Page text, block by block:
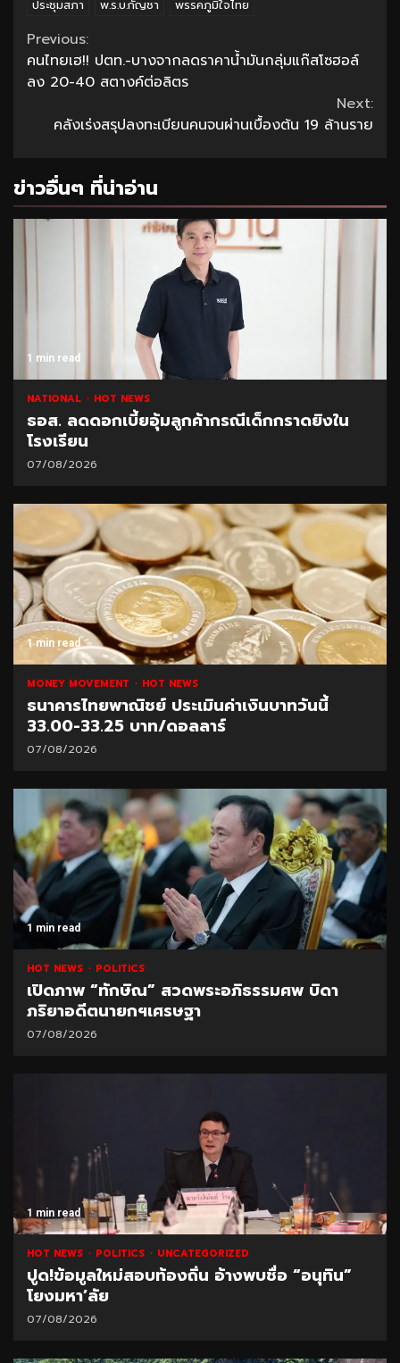
ประชุมสภา พ.ร.บ.กัญชา พรรคภูมิใจไทย
Continue
Reading
Previous:
คนไทยเฮ!! ปตท.-บางจากลดราคาน้ำมันกลุ่มแก๊สโซฮอล์
ลง 20-40 สตางค์ต่อลิตร
Next:
คลังเร่งสรุปลงทะเบียนคนจนผ่านเบื้องต้น 19 ล้านราย
ข่าวอื่นๆ ที่น่าอ่าน
1 min read
NATIONAL HOT NEWS
ธอส. ลดดอกเบี้ยอุ้มลูกค้ากรณีเด็กกราดยิงใน
โรงเรียน
07/08/2026
1 min read
MONEY MOVEMENT HOT NEWS
ธนาคารไทยพาณิชย์ ประเมินค่าเงินบาทวันนี้
33.00-33.25 บาท/ดอลลาร์
07/08/2026
1 min read
HOT NEWS POLITICS
เปิดภาพ “ทักษิณ” สวดพระอภิธรรมศพ บิดา
ภริยาอดีตนายกฯเศรษฐา
07/08/2026
1 min read
HOT NEWS POLITICS UNCATEGORIZED
ปูด!ข้อมูลใหม่สอบท้องถิ่น อ้างพบชื่อ “อนุทิน”
โยงมหา’ลัย
07/08/2026